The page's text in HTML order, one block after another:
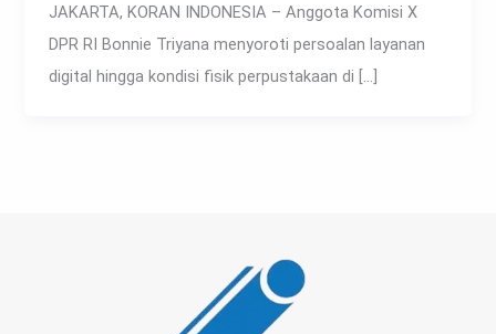
JAKARTA, KORAN INDONESIA – Anggota Komisi X
DPR RI Bonnie Triyana menyoroti persoalan layanan
digital hingga kondisi fisik perpustakaan di […]